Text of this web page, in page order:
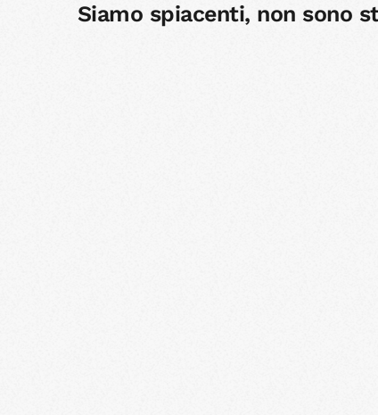
Siamo spiacenti, non sono